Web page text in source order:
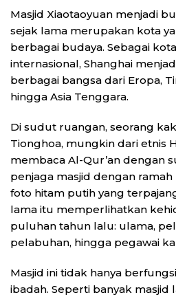
Masjid Xiaotaoyuan menjadi
sejak lama merupakan kota
berbagai budaya. Sebagai
internasional, Shanghai
berbagai bangsa dari Eropa,
hingga Asia Tenggara.
Di sudut ruangan, seorang
Tionghoa, mungkin dari etnis
membaca Al-Qur’an dengan
penjaga masjid dengan
foto hitam putih yang
lama itu memperlihatkan
puluhan tahun lalu: ulama,
pelabuhan, hingga pegawai
Masjid ini tidak hanya
ibadah. Seperti banyak masjid